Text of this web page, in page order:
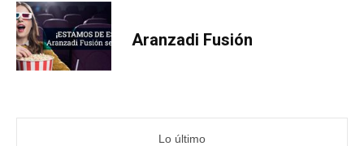
Aranzadi Fusión
Lo último